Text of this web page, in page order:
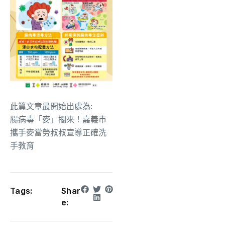
此篇文章最開始出處為:
腸病毒「麥」擱來！嘉義市
攜手麥當勞叔叔宣導正確洗
手教育
Tags:
Shar
e: